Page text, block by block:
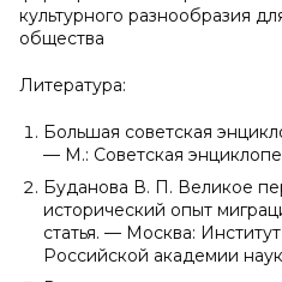
культурного разнообразия
общества
Литература:
Большая советская
— М.: Советская
Буданова В. П. Великое
исторический опыт
статья. — Москва:
Российской академии